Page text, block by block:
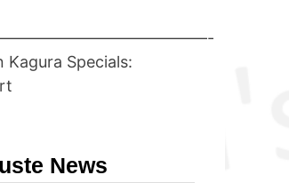
Kagura Specials:
News